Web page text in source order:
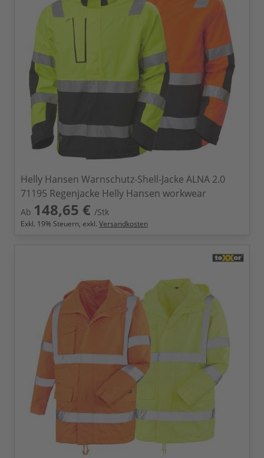
Helly Hansen Warnschutz-Shell-Jacke ALNA 2.0
71195 Regenjacke Helly Hansen workwear
Ab 148,65 € /Stk
Exkl. 19% Steuern, exkl. Versandkosten